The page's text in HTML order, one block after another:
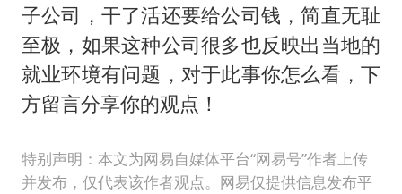
子公司，干了活还要给公司钱，简直无耻
至极，如果这种公司很多也反映出当地的
就业环境有问题，对于此事你怎么看，下
方留言分享你的观点！
特别声明：本文为网易自媒体平台“网易号”作者上传
并发布，仅代表该作者观点。网易仅提供信息发布平